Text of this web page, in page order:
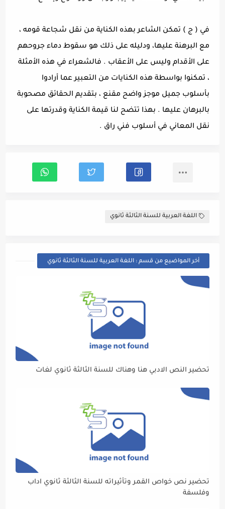
في ( ج ) تمكن الشاعر بهذه الكناية من نقل شجاعة قومه ،
مع البرهنة عليها، ودليله على ذلك هو سقوط دماء جروحهم
على الأقدام وليس على الأعقاب . فالشعراء في هذه الأمثلة
، تمكنوا بواسطة هذه الكنايات من التعبير عما أرادوا
بأسلوب جميل موجز واضح مقنع ، بتقديم الحقائق مصحوبة
بالبرهان عليها . بهذا تتضح لنا قيمة الكناية وقدرتها على
نقل المعاني في أسلوب فني راق .
اللغة العربية للسنة الثالثة ثانوي
أخر المواضيع من قسم : اللغة العربية للسنة الثالثة ثانوي
تحضير النص الادبي هنا وهناك للسنة الثالثة ثانوي لغات
تحضير نص خواص القمر وتأثيراته للسنة الثالثة ثانوي اداب
وفلسفة